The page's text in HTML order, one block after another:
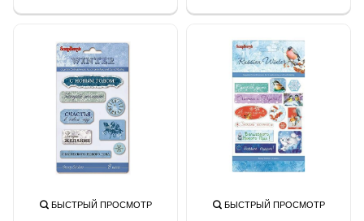
БЫСТРЫЙ ПРОСМОТР БЫСТРЫЙ ПРОСМОТР